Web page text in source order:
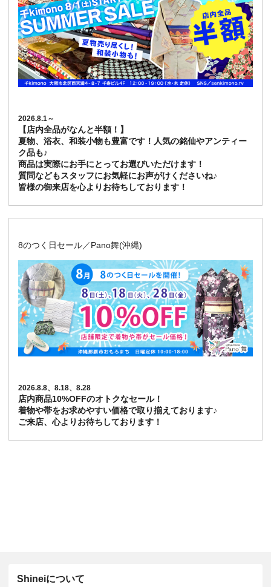
2026.8.1～
【店内全品がなんと半額！】
夏物、浴衣、和装小物も豊富です！人気の銘仙やアンティー
ク品も♪
商品は実際にお手にとってお選びいただけます！
質問などもスタッフにお気軽にお声がけくださいね♪
皆様の御来店を心よりお待ちしております！
8のつく日セール／Pano舞(沖縄)
2026.8.8、8.18、8.28
店内商品10%OFFのオトクなセール！
着物や帯をお求めやすい価格で取り揃えております♪
ご来店、心よりお待ちしております！
Shineiについて